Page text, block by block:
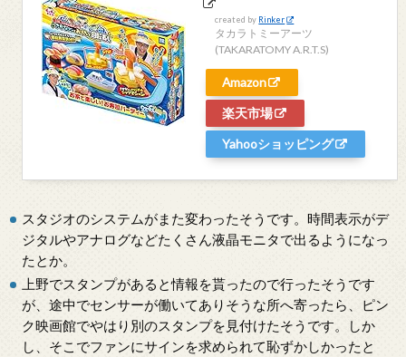
created by Rinker
タカラトミーアーツ
(TAKARATOMY A.R.T.S)
Amazon
楽天市場
Yahooショッピング
スタジオのシステムがまた変わったそうです。時間表示がデ
ジタルやアナログなどたくさん液晶モニタで出るようになっ
たとか。
上野でスタンプがあると情報を貰ったので行ったそうです
が、途中でセンサーが働いてありそうな所へ寄ったら、ピン
ク映画館でやはり別のスタンプを見付けたそうです。しか
し、そこでファンにサインを求められて恥ずかしかったと